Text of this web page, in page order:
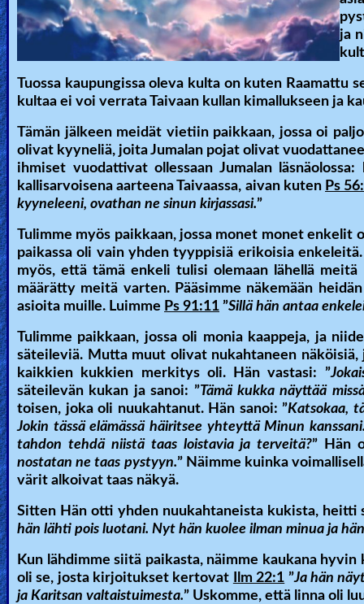
ja
Tuossa kaupungissa oleva kulta on kuten Raamattu
kultaa ei voi verrata Taivaan kullan kimallukseen ja
Tämän jälkeen meidät vietiin paikkaan, jossa oi
olivat kyyneliä, joita Jumalan pojat olivat
ihmiset vuodattivat ollessaan Jumalan
kallisarvoisena aarteena Taivaassa, aivan kuten Ps
kyyneleeni, ovathan ne sinun kirjassasi.”
Tulimme myös paikkaan, jossa monet monet enkelit
paikassa oli vain yhden tyyppisiä erikoisia
myös, että tämä enkeli tulisi olemaan lähellä
määrätty meitä varten. Pääsimme näkemään
asioita muille. Luimme Ps 91:11 ”Sillä hän antaa
Tulimme paikkaan, jossa oli monia kaappeja, ja
säteileviä. Mutta muut olivat nukahtaneen
kaikkien kukkien merkitys oli. Hän vastasi: ”
säteilevän kukan ja sanoi: ”Tämä kukka näyttää
toisen, joka oli nuukahtanut. Hän sanoi:”Katsokaa,
Jokin tässä elämässä häiritsee yhteyttä Minun
tahdon tehdä niistä taas loistavia ja terveitä?”
Hän
nostatan ne taas pystyyn.” Näimme kuinka
värit alkoivat taas näkyä.
Sitten Hän otti yhden nuukahtaneista kukista, heitti
hän lähti pois luotani. Nyt hän kuolee ilman minua ja
Kun lähdimme siitä paikasta, näimme kaukana
oli se, josta kirjoitukset kertovat
Ilm 22:1 ”Ja hän
ja Karitsan valtaistuimesta.” Uskomme, että linna oli